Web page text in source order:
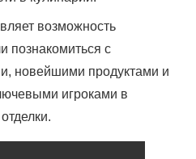
возможность
познакомиться с
новейшими продуктами и
игроками в